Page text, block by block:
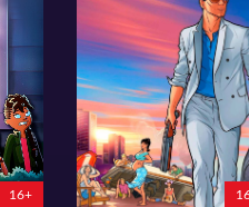
16+
7569
32 19